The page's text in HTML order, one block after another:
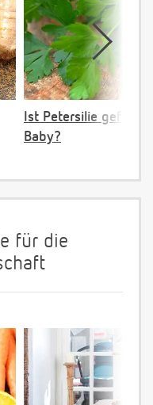
Ist Petersilie
Baby?
für die